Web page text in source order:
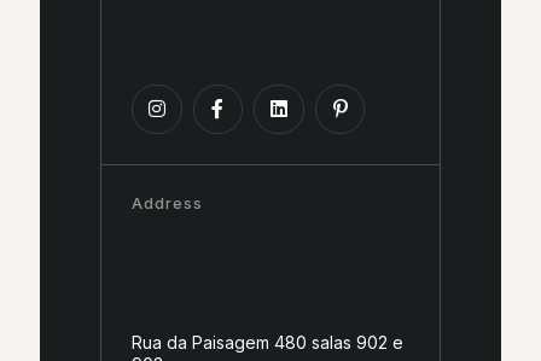
Address
Rua da Paisagem 480 salas 902 e